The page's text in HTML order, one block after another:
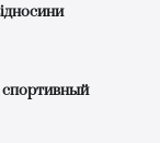
спортивный